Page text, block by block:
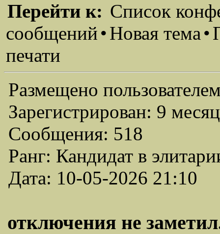
Перейти к: Список
сообщений•Новая тема•
печати
Размещено
Зарегистрирован: 9
Сообщения: 518
Ранг: Кандидат в
Дата: 10-05-2026 21:10
отключения не